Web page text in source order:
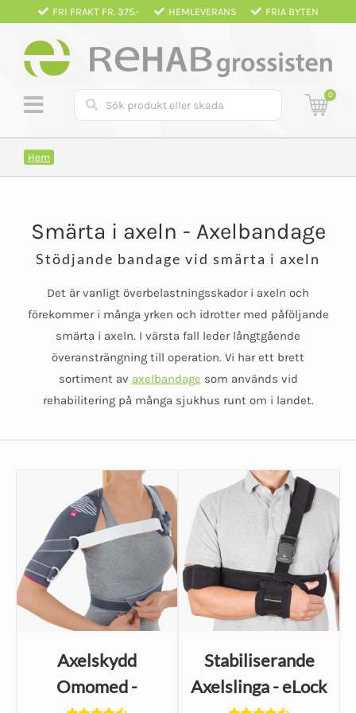
Fortsätt
innehållet
FRI FRAKT FR. 375.- HEMLEVERANS FRIA BYTEN
0
Hem
Smärta i axeln - Axelbandage
Stödjande bandage vid smärta i axeln
Det är vanligt överbelastningsskador i axeln och
förekommer i många yrken och idrotter med påföljande
smärta i axeln. I värsta fall leder långtgående
överansträngning till operation. Vi har ett brett
sortiment av axelbandage som används vid
rehabilitering på många sjukhus runt om i landet.
Axelskydd
Omomed -
Stabiliserande
Axelslinga - eLock